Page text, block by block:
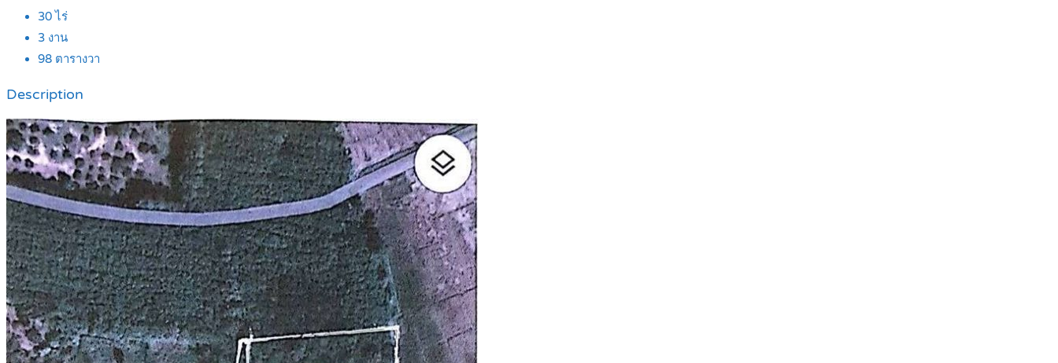
30ไร่
3 งาน
98 ตารางวา
Description